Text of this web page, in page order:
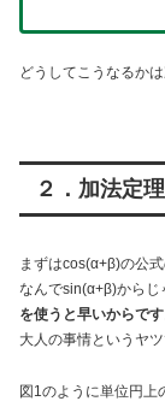
どうしてこうなるか
２．加法定
まずはcos(α+β)の公式
なんでsin(α+β)からじ
を使うと早いからです
大人の事情というヤツ
図1のように単位円